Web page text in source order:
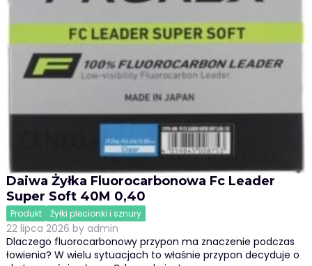
Daiwa Żyłka Fluorocarbonowa Fc Leader
Super Soft 40M 0,40
Produkt Żyłki plecionki i sznury
22 lipca 2026 by admin
Dlaczego fluorocarbonowy przypon ma znaczenie podczas
łowienia? W wielu sytuacjach to właśnie przypon decyduje o